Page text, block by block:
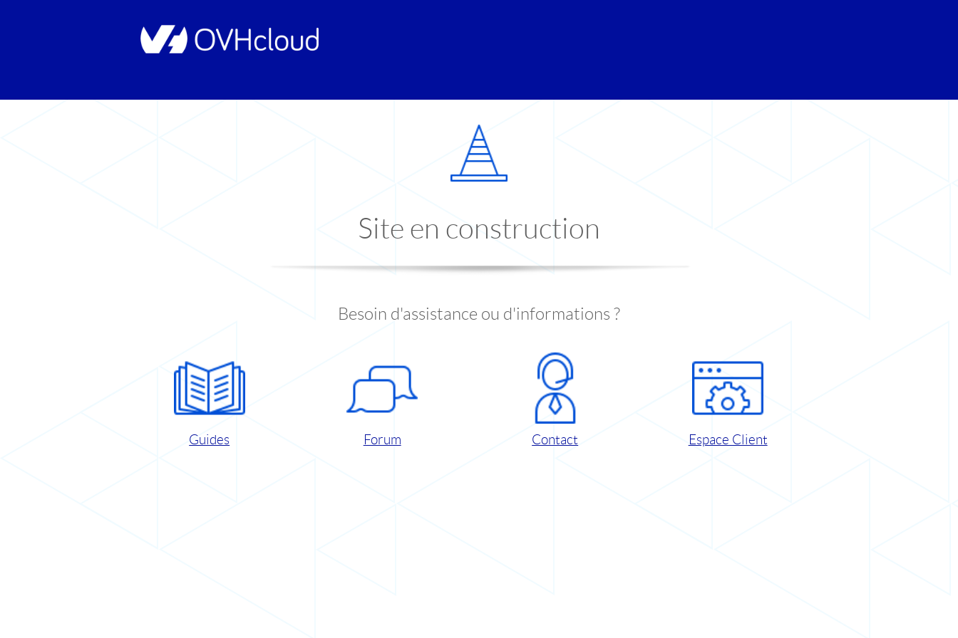
Site en construction
Besoin d'assistance ou d'informations ?
Guides Forum Contact Espace Client